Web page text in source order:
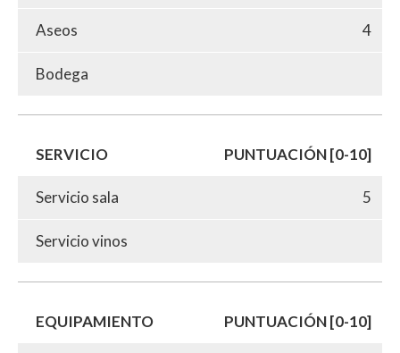
Aseos 4
Bodega
SERVICIO PUNTUACIÓN [0-10]
Servicio sala 5
Servicio vinos
EQUIPAMIENTO PUNTUACIÓN [0-10]